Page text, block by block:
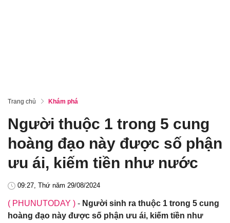
Trang chủ Khám phá
Người thuộc 1 trong 5 cung
hoàng đạo này được số phận
ưu ái, kiếm tiền như nước
09:27, Thứ năm 29/08/2024
( PHUNUTODAY ) - Người sinh ra thuộc 1 trong 5 cung
hoàng đạo này được số phận ưu ái, kiếm tiền như